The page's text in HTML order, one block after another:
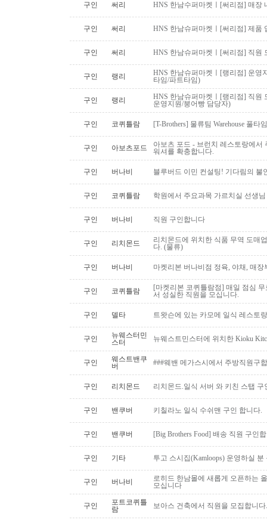
구인 써리 HNS 한남수퍼마켓ㅣ[써리점] 매장
구인 써리 HNS 한남슈퍼마켓ㅣ[써리점] 제품
구인 써리 HNS 한남슈퍼마켓ㅣ[써리점] 직원
구인 랭리
HNS 한남슈퍼마켓ㅣ[랭리점] 운영
타임/파트타임)
구인 랭리
HNS 한남슈퍼마켓ㅣ[랭리점] 직원
운영지원/붕어빵 담당자)
구인 코퀴틀람 [T-Brothers] 물류팀 Warehouse 풀타
구인 아보츠포드
아보츠 포드 - 브런치 레스토랑에서
워셔를 확충합니다.
구인 버나비 블루버드 이민 컨설팅! 기다림의 불
구인 코퀴틀람 학원에서 주요과목 가르치실 선생
구인 버나비 직원 구인합니다
구인 리치몬드
리치몬드에 위치한 식품 무역 도매
다. (물류)
구인 버나비 마켓리본 버나비점 정육, 야채, 매
구인 코퀴틀람
[마켓리본 코퀴틀람점] 매일 점심
서 성실한 직원을 모십니다.
구인 델타 트왓슨에 있는 카모메 일식 레스토
구인
뉴웨스터민
스터
뉴웨스트민스터에 위치한 Kioku
구인
웨스트밴쿠
버
###웨밴 메가스시에서 주방직원구
구인 리치몬드 리치몬드.일식 서버 와 키친 스탭 구
구인 밴쿠버 키칠라노 일식 수쉬맨 구인 합니다.
구인 밴쿠버 [Big Brothers Food] 배송 직원 구인
구인 기타 투고 스시집(Kamloops) 운영하실
구인 버나비
로히드 한남몰에 새롭게 오픈하는
모십니다
구인
포트코퀴틀
람
보아스 건축에서 직원을 모집합니다.